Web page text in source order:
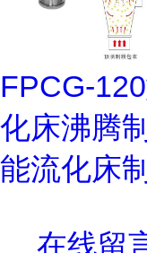
FPCG-
化床沸腾
能流化床
在线留